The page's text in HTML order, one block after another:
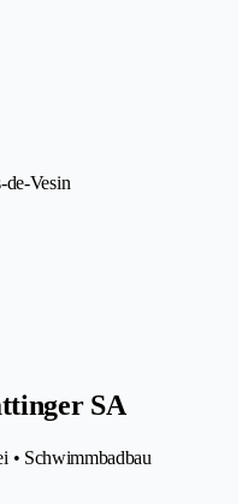
de-Vesin
SA
• Schwimmbadbau